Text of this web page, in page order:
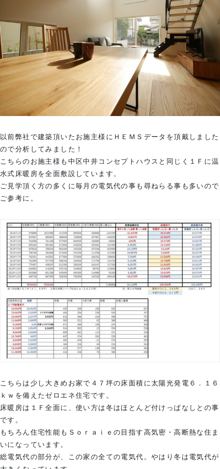
以前弊社で建築頂いたお施主様にＨＥＭＳデータを頂戴しました
ので分析してみました！
こちらのお施主様も中区中井コンセプトハウスと同じく１Ｆに温
水式床暖房を全面敷設しています。
ご見学頂く方の多くに毎月の電気代の事も尋ねらる事も多いので
ご参考に。
こちらは少し大きめお家で４７坪の床面積に太陽光発電６．１６
ｋｗを備えたゼロエネ住宅です。
床暖房は１Ｆ全面に、使い方は冬はほとんど付けっぱなしとの事
です。
もちろん住宅性能もＳｏｒａｉｅの目指す高気密・高断熱な住ま
いになっています。
総電気代の部分が、この家の全ての電気代。やはり冬は電気代が